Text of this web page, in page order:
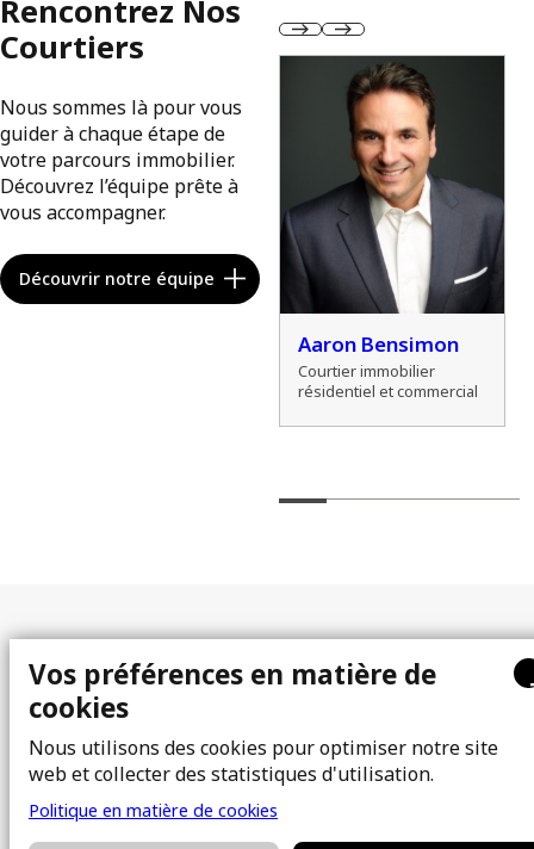
Rencontrez Nos
Courtiers
Nous sommes là pour vous
guider à chaque étape de
votre parcours immobilier.
Découvrez l’équipe prête à
vous accompagner.
Découvrir notre équipe
Aaron Bensimon
Courtier immobilier
résidentiel et commercial
Plan du site
À propos
Équipe
Photos
Courtiers immobiliers
Propriétés
Vendre
FAQ
Blogue
Contact
Vos préférences en matière de
cookies
Nous utilisons des cookies pour optimiser notre site
web et collecter des statistiques d'utilisation.
Politique en matière de cookies